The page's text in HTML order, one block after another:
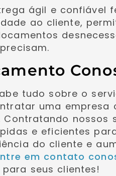
ágil e confiável
ao cliente,
tudo sobre o
uma empresa
Contratando nossos
e eficientes
do cliente e
em contato
seus clientes!